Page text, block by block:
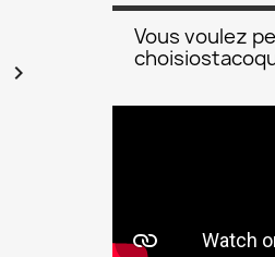

Vous voulez